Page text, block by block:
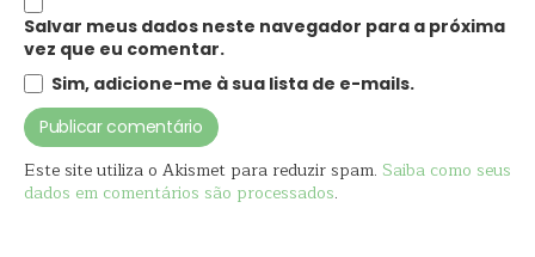
Salvar meus dados neste navegador para a próxima
vez que eu comentar.
Sim, adicione-me à sua lista de e-mails.
Este site utiliza o Akismet para reduzir spam. Saiba como seus
dados em comentários são processados.